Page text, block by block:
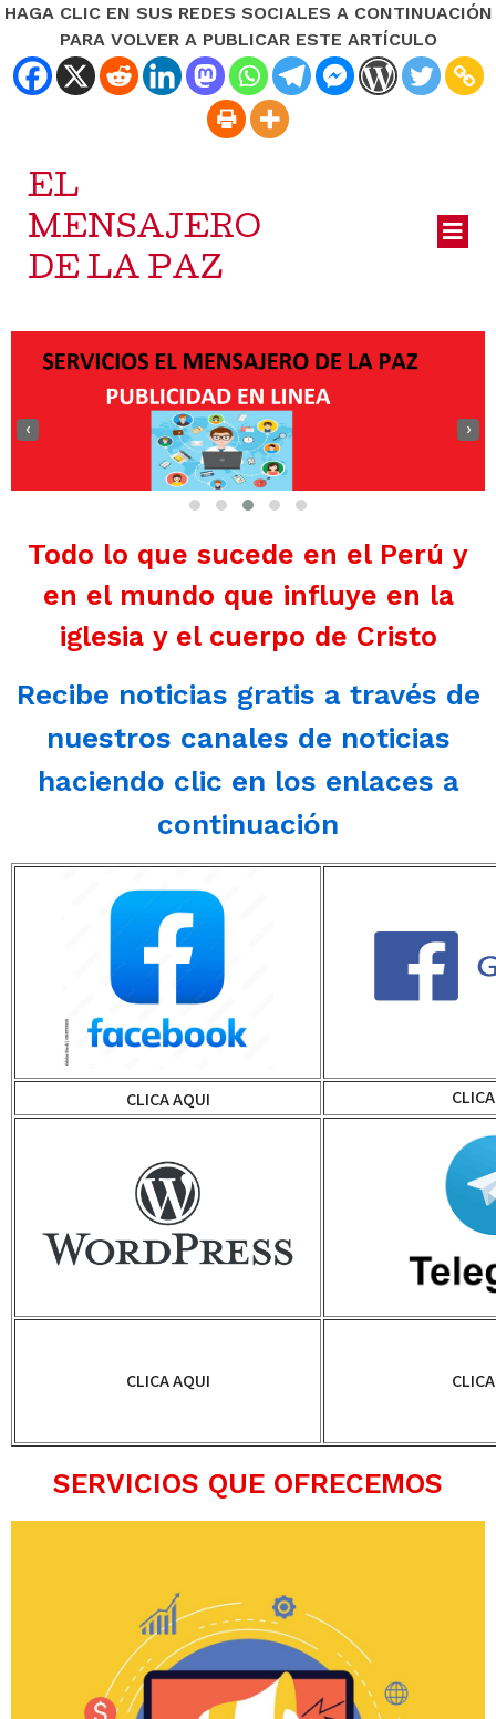
HAGA CLIC EN SUS REDES SOCIALES A CONTINUACIÓN
PARA VOLVER A PUBLICAR ESTE ARTÍCULO
EL
MENSAJERO
DE LA PAZ
‹ ›
Todo lo que sucede en el Perú y
en el mundo que influye en la
iglesia y el cuerpo de Cristo
Recibe noticias gratis a través de
nuestros canales de noticias
haciendo clic en los enlaces a
continuación
CLICA AQUI
CLICA AQUI
SERVICIOS QUE OFRECEMOS